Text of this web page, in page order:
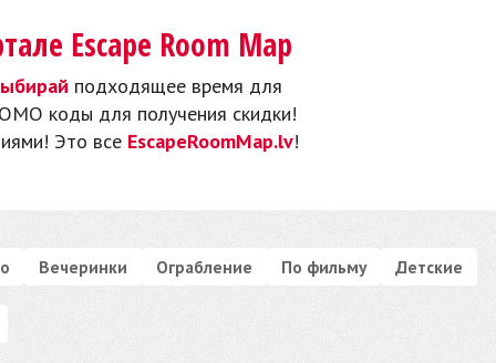
Escape Room Map
подходящее время для
коды для получения скидки!
Это все EscapeRoomMap.lv!
Вечеринки Ограбление По фильму Детские